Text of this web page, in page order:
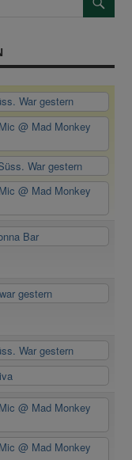
War gestern
@ Mad Monkey
War gestern
@ Mad Monkey
Bar
gestern
War gestern
@ Mad Monkey
@ Mad Monkey